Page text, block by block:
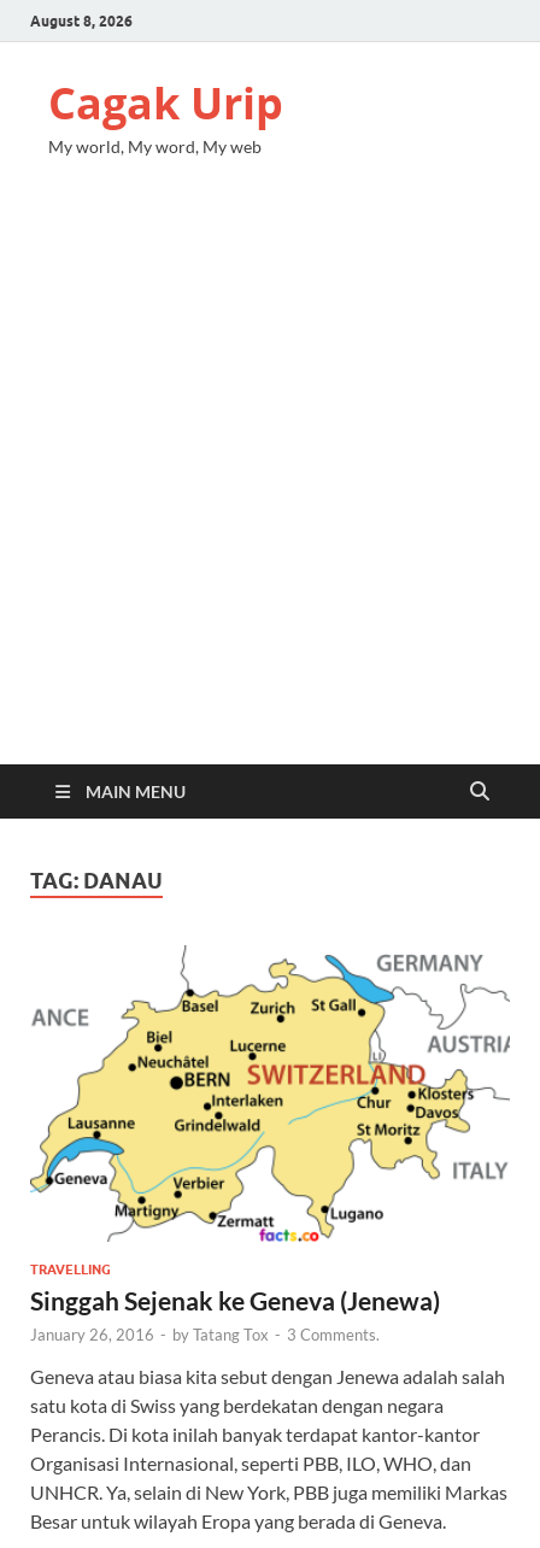
August 8, 2026
Cagak Urip
My world, My word, My web
MAIN MENU
TAG: DANAU
TRAVELLING
Singgah Sejenak ke Geneva (Jenewa)
January 26, 2016 - byTatang Tox - 3 Comments.
Geneva atau biasa kita sebut dengan Jenewa adalah salah
satu kota di Swiss yang berdekatan dengan negara
Perancis. Di kota inilah banyak terdapat kantor-kantor
Organisasi Internasional, seperti PBB, ILO, WHO, dan
UNHCR. Ya, selain di New York, PBB juga memiliki Markas
Besar untuk wilayah Eropa yang berada di Geneva.